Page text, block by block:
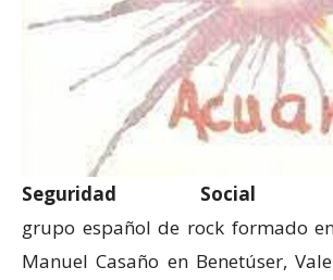
Seguridad Social
grupo español de rock formado
Manuel Casaño en Benetúser,